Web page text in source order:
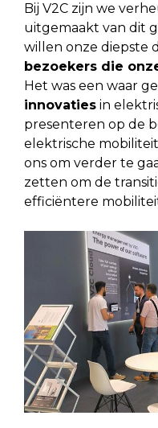
Bij V2C zijn we
uitgemaakt van dit
willen onze diepste
bezoekers die
Het was een waar
innovaties in
presenteren op de
elektrische
ons om verder te
zetten om de
efficiëntere